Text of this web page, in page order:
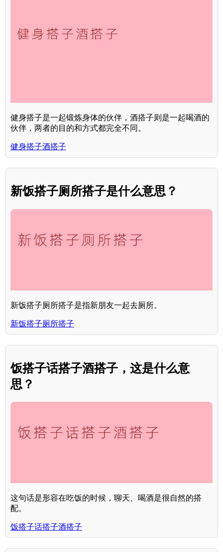
健身搭子是一起锻炼身体的伙伴，酒搭子则是一起喝酒的
伙伴，两者的目的和方式都完全不同。
健身搭子酒搭子
新饭搭子厕所搭子是什么意思？
新饭搭子厕所搭子是指新朋友一起去厕所。
新饭搭子厕所搭子
饭搭子话搭子酒搭子，这是什么意
思？
这句话是形容在吃饭的时候，聊天、喝酒是很自然的搭
配。
饭搭子话搭子酒搭子